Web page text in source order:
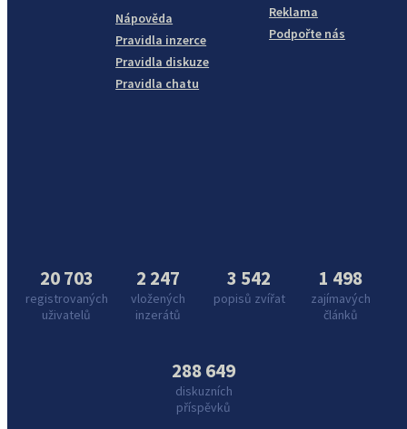
Nápověda
Pravidla inzerce
Pravidla diskuze
Pravidla chatu
Reklama
Podpořte nás
20 703
registrovaných
uživatelů
2 247
vložených
inzerátů
3 542
popisů zvířat
1 498
zajímavých
článků
288 649
diskuzních
příspěvků